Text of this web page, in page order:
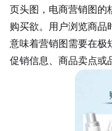
页头图，电商营销图的
购买欲。用户浏览商品
意味着营销图需要在极
促销信息、商品卖点或